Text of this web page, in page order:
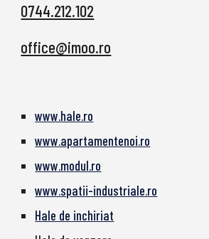
0744.212.102
office@imoo.ro
www.hale.ro
www.apartamentenoi.ro
www.modul.ro
www.spatii-industriale.ro
Hale de inchiriat